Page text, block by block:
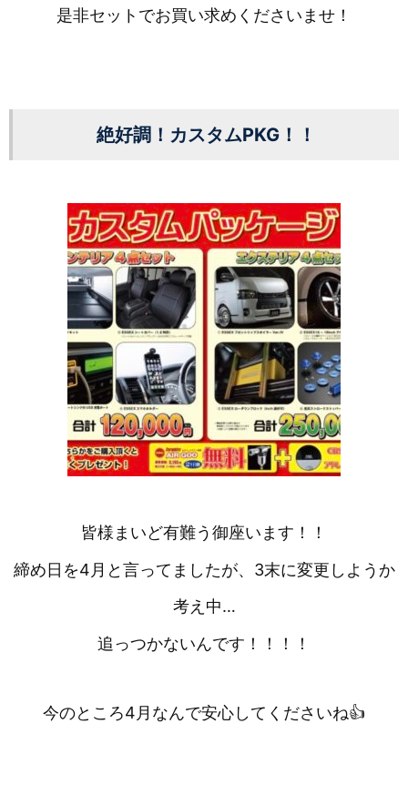
是非セットでお買い求めくださいませ！
絶好調！カスタムPKG！！
皆様まいど有難う御座います！！
締め日を4月と言ってましたが、3末に変更しようか
考え中…
追っつかないんです！！！！
今のところ4月なんで安心してくださいね👍